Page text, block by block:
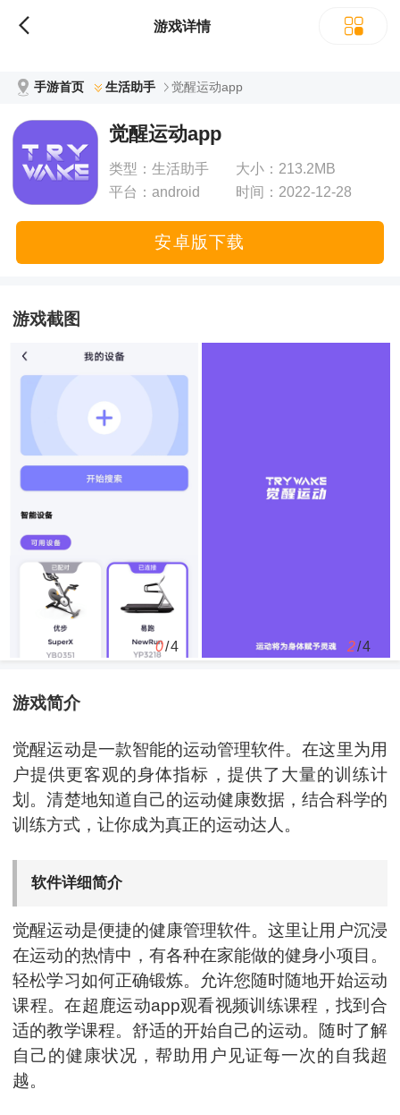
游戏详情
手游首页 生活助手 觉醒运动app
觉醒运动app
类型： 生活助手 大小： 213.2MB
平台： android 时间： 2022-12-28
安卓版下载
游戏截图
0/4 2/4
游戏简介
觉醒运动是一款智能的运动管理软件。在这里为用
户提供更客观的身体指标，提供了大量的训练计
划。清楚地知道自己的运动健康数据，结合科学的
训练方式，让你成为真正的运动达人。
软件详细简介
觉醒运动是便捷的健康管理软件。这里让用户沉浸
在运动的热情中，有各种在家能做的健身小项目。
轻松学习如何正确锻炼。允许您随时随地开始运动
课程。在超鹿运动app观看视频训练课程，找到合
适的教学课程。舒适的开始自己的运动。随时了解
自己的健康状况，帮助用户见证每一次的自我超
越。